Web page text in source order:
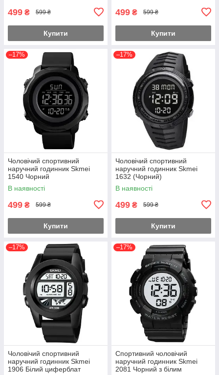
499 ₴ 599 ₴
Купити
499 ₴ 599 ₴
Купити
–17%
Чоловічий спортивний
наручний годинник Skmei
1540 Чорний
В наявності
499 ₴ 599 ₴
Купити
–17%
Чоловічий спортивний
наручний годинник Skmei
1632 (Чорний)
В наявності
499 ₴ 599 ₴
Купити
–17%
Чоловічий спортивний
наручний годинник Skmei
1906 Білий циферблат
–17%
Спортивний чоловічий
наручний годинник Skmei
2081 Чорний з білим